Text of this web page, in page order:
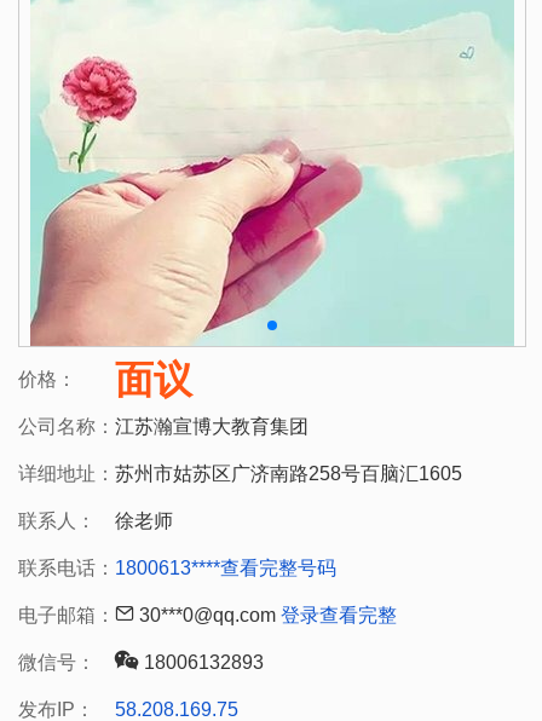
价格： 面议
公司名称： 江苏瀚宣博大教育集团
详细地址： 苏州市姑苏区广济南路258号百脑汇1605
联系人： 徐老师
联系电话： 1800613****查看完整号码
电子邮箱： 30***0@qq.com 登录查看完整
微信号： 18006132893
发布IP： 58.208.169.75